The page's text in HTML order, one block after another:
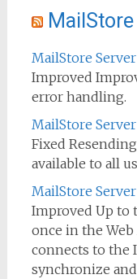
MailStore Server
Improved
error handling.
MailStore Server
Fixed
available to all
MailStore Server
Improved Up to
once in the Web
connects to the
synchronize